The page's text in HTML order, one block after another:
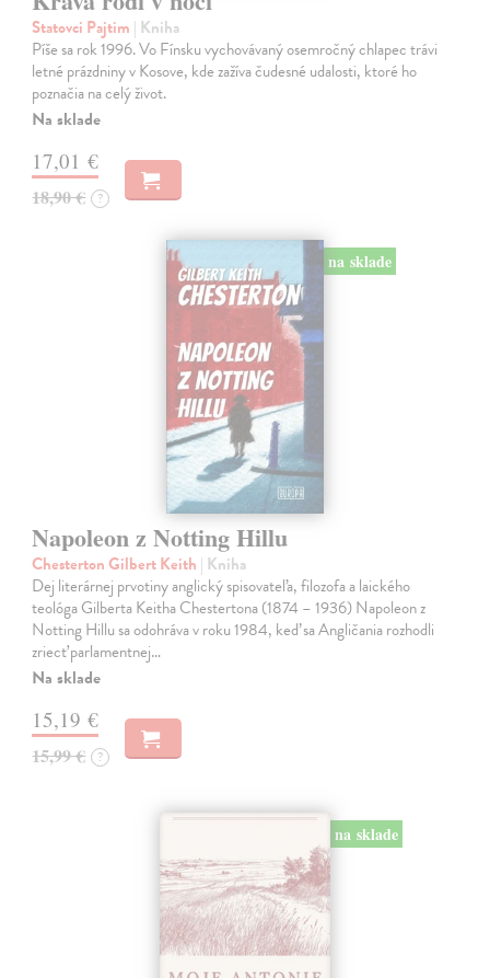
Statovci Pajtim | Kniha
Píše sa rok 1996. Vo Fínsku vychovávaný osemročný chlapec trávi
letné prázdniny v Kosove, kde zažíva čudesné udalosti, ktoré ho
poznačia na celý život.
Na sklade
17,01 €
18,90 € ?
na sklade
Napoleon z Notting Hillu
Chesterton Gilbert Keith | Kniha
Dej literárnej prvotiny anglický spisovateľa, filozofa a laického
teológa Gilberta Keitha Chestertona (1874 – 1936) Napoleon z
Notting Hillu sa odohráva v roku 1984, keď sa Angličania rozhodli
zriecť parlamentnej…
Na sklade
15,19 €
15,99 € ?
na sklade